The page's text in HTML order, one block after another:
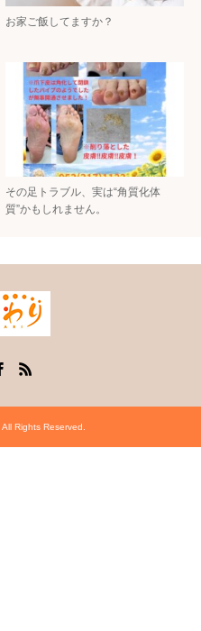
お家ご飯してますか？
その足トラブル、実は“角質化体
質”かもしれません。
. All Rights Reserved.